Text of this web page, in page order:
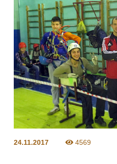
24.11.2017 4569